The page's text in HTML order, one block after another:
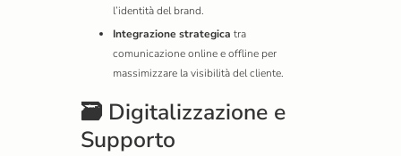
l’identità del brand.
Integrazione strategica tra
comunicazione online e offline per
massimizzare la visibilità del cliente.
🗃️ Digitalizzazione e
Supporto